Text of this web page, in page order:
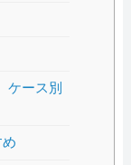
ース別